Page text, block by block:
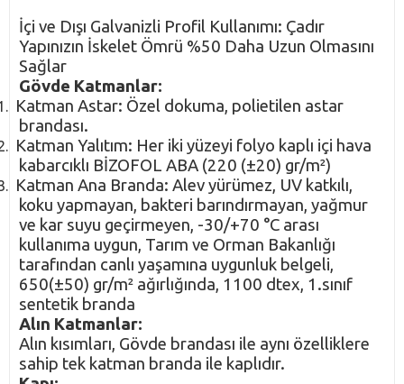
İçi ve Dışı Galvanizli Profil Kullanımı: Çadır
Yapınızın İskelet Ömrü %50 Daha Uzun Olmasını
Sağlar
Gövde Katmanlar:
Katman Astar: Özel dokuma, polietilen astar
brandası.
Katman Yalıtım: Her iki yüzeyi folyo kaplı içi hava
kabarcıklı BİZOFOL ABA (220 (±20) gr/m²)
Katman Ana Branda: Alev yürümez, UV katkılı,
koku yapmayan, bakteri barındırmayan, yağmur
ve kar suyu geçirmeyen, -30/+70 °C arası
kullanıma uygun, Tarım ve Orman Bakanlığı
tarafından canlı yaşamına uygunluk belgeli,
650(±50) gr/m² ağırlığında, 1100 dtex, 1.sınıf
sentetik branda
Alın Katmanlar:
Alın kısımları, Gövde brandası ile aynı özelliklere
sahip tek katman branda ile kaplıdır.